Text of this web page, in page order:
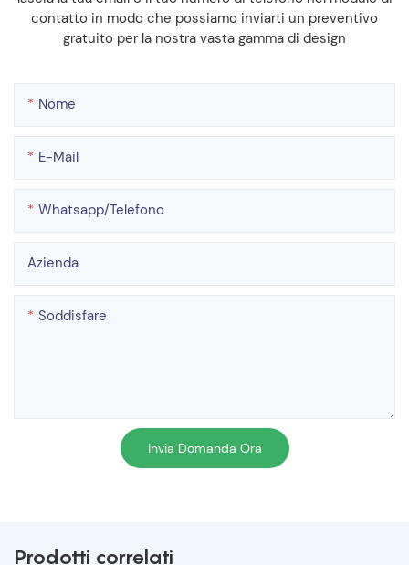
contatto in modo che possiamo inviarti un preventivo
gratuito per la nostra vasta gamma di design
Nome
E-Mail
Whatsapp/telefono
Azienda
Soddisfare
Invia Domanda Ora
Prodotti correlati